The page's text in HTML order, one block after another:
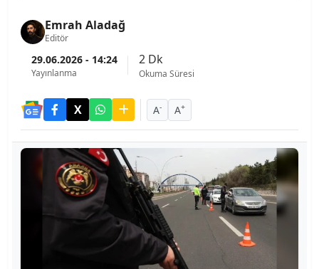
Emrah Aladağ
Editör
29.06.2026 - 14:24
Yayınlanma
2 Dk
Okuma Süresi
A- A+